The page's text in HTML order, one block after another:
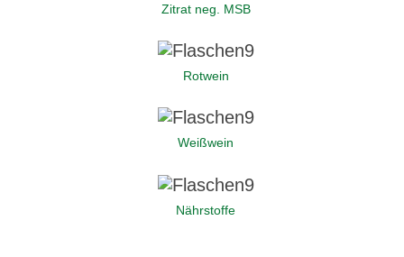
Zitrat neg. MSB
Rotwein
Weißwein
Nährstoffe